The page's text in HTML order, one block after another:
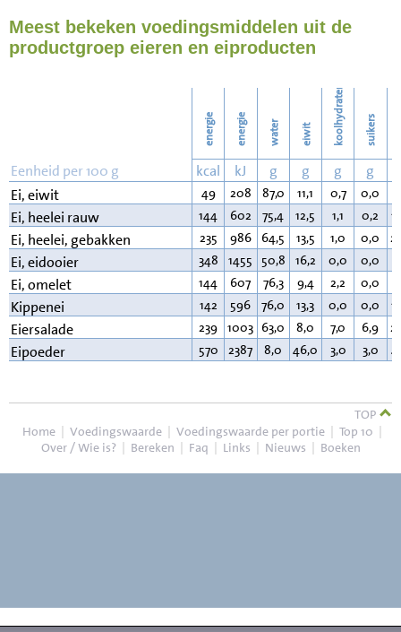
Strijken 33
38
Meest bekeken voedingsmiddelen uit de
productgroep eieren en eiproducten
energie energie water eiwit koolhydraten suikers
Eenheid per 100 g kcal kJ g g g g
Ei, eiwit
49 208 87,0 11,1 0,7 0,0
Ei, heelei rauw 144 602 75,4 12,5 1,1 0,2
Ei, heelei, gebakken 235 986 64,5 13,5 1,0 0,0
Ei, eidooier 348 1455 50,8 16,2 0,0 0,0
Ei, omelet 144 607 76,3 9,4 2,2 0,0
Kippenei 142 596 76,0 13,3 0,0 0,0
Eiersalade 239 1003 63,0 8,0 7,0 6,9
Eipoeder 570 2387 8,0 46,0 3,0 3,0
TOP
Home | Voedingswaarde | Voedingswaarde per portie | Top 10 |
Over / Wie is? | Bereken | Faq | Links | Nieuws | Boeken